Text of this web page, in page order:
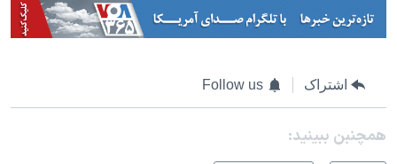
اشتراک Follow us
همچنبن ببینید: